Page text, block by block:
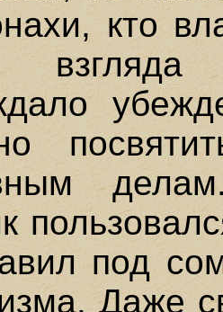
кто
взгляда
под
Даже